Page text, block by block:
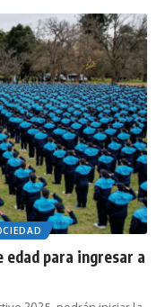
para ingresar a